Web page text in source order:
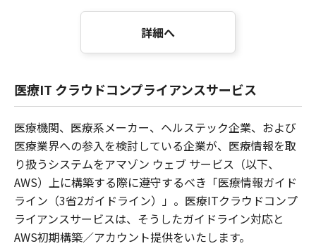
詳細へ
医療IT クラウドコンプライアンスサービス
医療機関、医療系メーカー、ヘルステック企業、および
医療業界への参入を検討している企業が、医療情報を取
り扱うシステムをアマゾン ウェブ サービス（以下、
AWS）上に構築する際に遵守するべき「医療情報ガイド
ライン（3省2ガイドライン）」。医療ITクラウドコンプ
ライアンスサービスは、そうしたガイドライン対応と
AWS初期構築／アカウント提供をいたします。